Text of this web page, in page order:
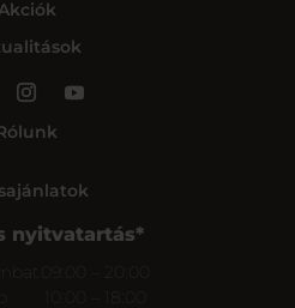
nyitvatartás*